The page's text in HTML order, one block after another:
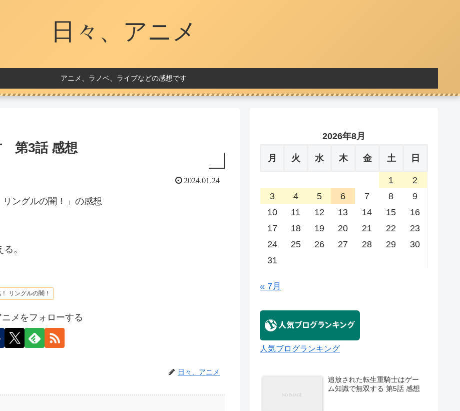
日々、アニメ
アニメ、ラノベ、ライブなどの感想です
第3話 感想
2024.01.24
ングルの闇！」の感想
。
リングルの闇！
ニメをフォローする
日々、アニメ
2026年8月
月 火 水 木 金 土 日
1
2
3
4 5 6 7 8
9
10
11 12 13 14 15
16
17
18 19 20 21 22
23
24
25 26 27 28 29
30
31
« 7月
人気ブログランキング
追放された転生重騎士はゲー
ム知識で無双する 第5話 感想